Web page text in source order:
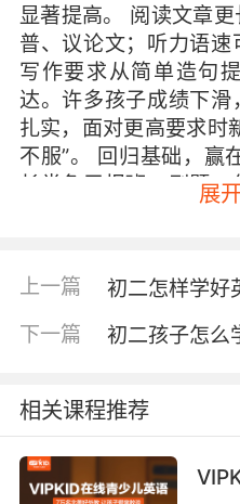
显著提高。 阅读文章
普、议论文；听力语速
写作要求从简单造句
达。许多孩子成绩下
扎实，面对更高要求时
不服”。 回归基础，赢
长常急于报班、刷题
题往往需回溯初一找
础，辅以稳定习惯，孩
词汇：从“记得住”到“
告别机械的“单词表记忆
记单词需同步关注音
拼写规律，如将
互）+nation（国家）
勿只记单一中文意思，
同词性下的含义。境最
展
上一篇 初二怎样学好
下一篇 初二孩子怎么
相关课程推荐